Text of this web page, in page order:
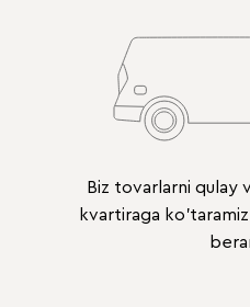
Biz tovarlarni qulay
kvartiraga